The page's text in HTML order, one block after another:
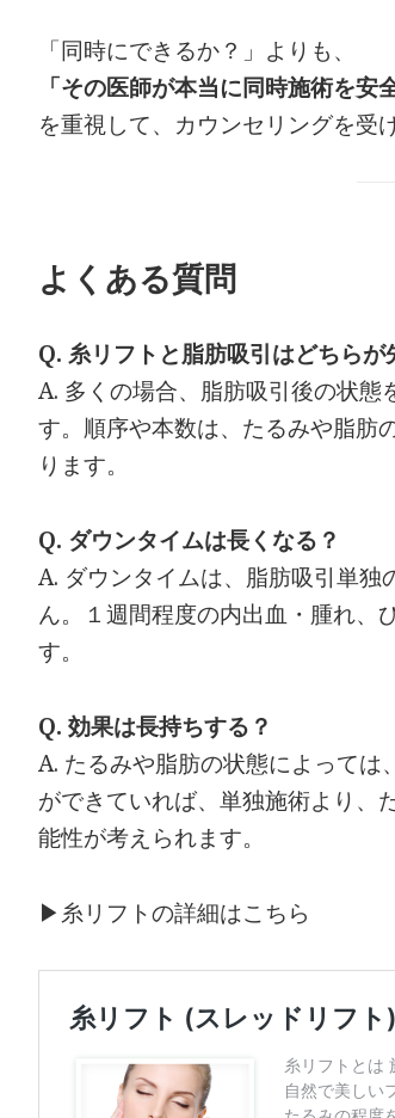
「同時にできるか？」よりも、
「その医師が本当に同時施術を安
を重視して、カウンセリングを受
よくある質問
Q. 糸リフトと脂肪吸引はどちらが
A. 多くの場合、脂肪吸引後の状態
す。順序や本数は、たるみや脂肪
ります。
Q. ダウンタイムは長くなる？
A. ダウンタイムは、脂肪吸引単
ん。１週間程度の内出血・腫れ、
す。
Q. 効果は長持ちする？
A. たるみや脂肪の状態によって
ができていれば、単独施術より、
能性が考えられます。
▶︎糸リフトの詳細はこちら